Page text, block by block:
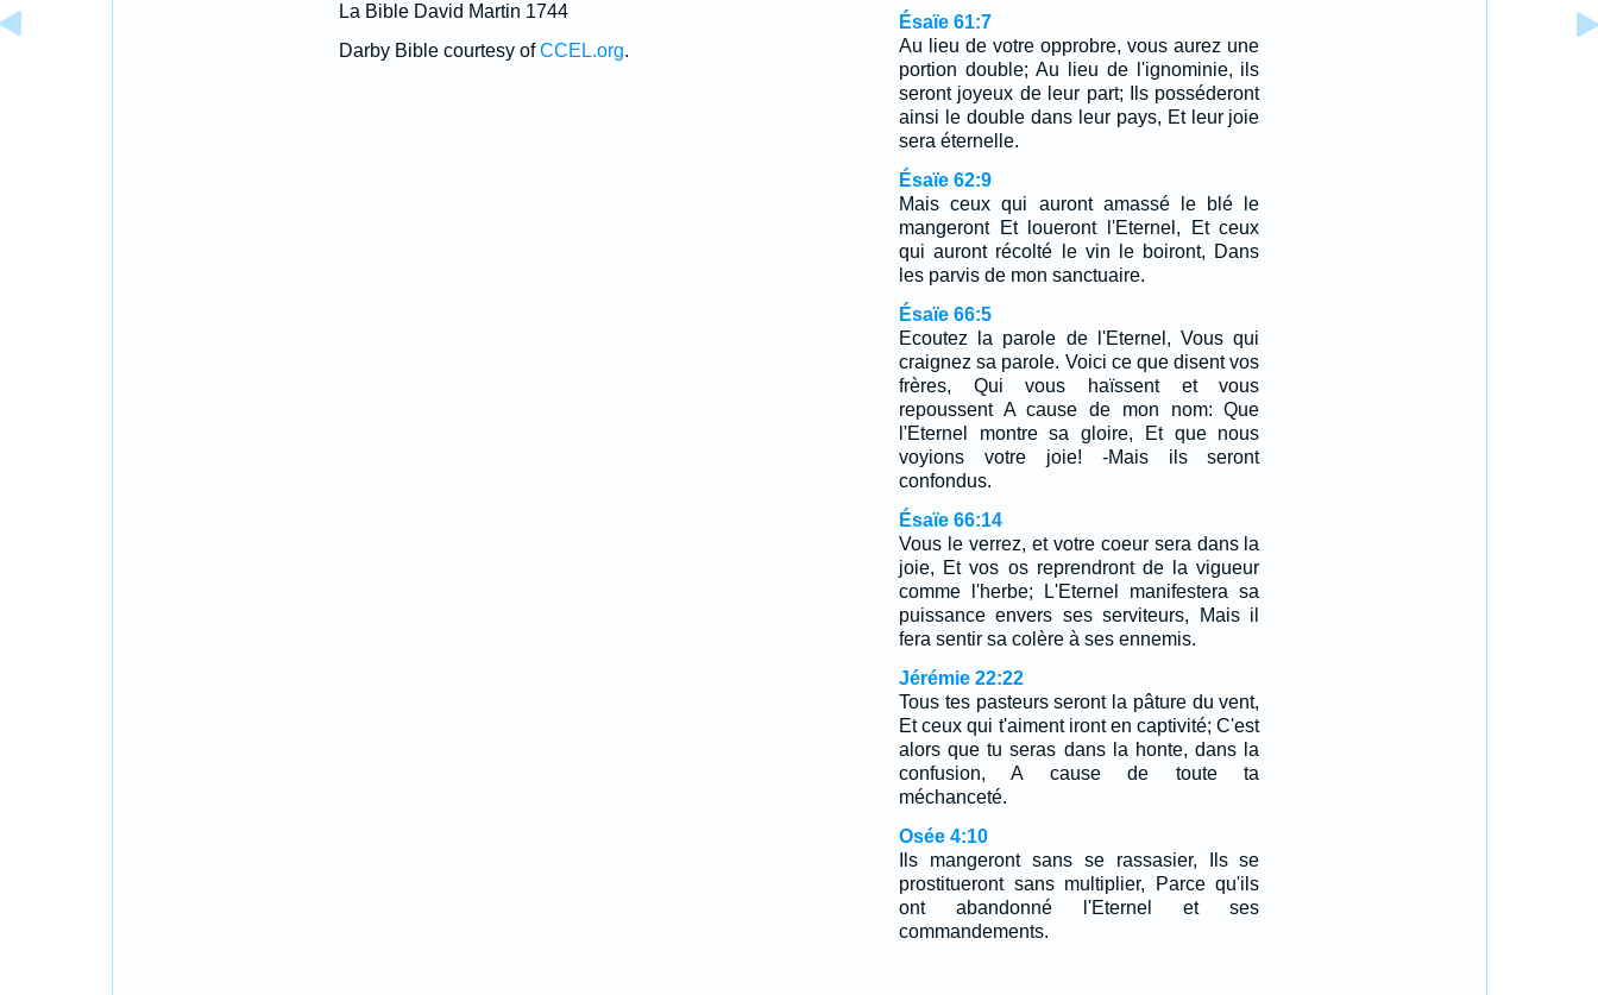
La Bible David Martin 1744
Darby Bible courtesy ofCCEL.org.
Ésaïe 61:7
Au lieu de votre opprobre, vous aurez une
portion double; Au lieu de l'ignominie, ils
seront joyeux de leur part; Ils posséderont
ainsi le double dans leur pays, Et leur joie
sera éternelle.
Ésaïe 62:9
Mais ceux qui auront amassé le blé le
mangeront Et loueront l'Eternel, Et ceux
qui auront récolté le vin le boiront, Dans
les parvis de mon sanctuaire.
Ésaïe 66:5
Ecoutez la parole de l'Eternel, Vous qui
craignez sa parole. Voici ce que disent vos
frères, Qui vous haïssent et vous
repoussent A cause de mon nom: Que
l'Eternel montre sa gloire, Et que nous
voyions votre joie! -Mais ils seront
confondus.
Ésaïe 66:14
Vous le verrez, et votre coeur sera dans la
joie, Et vos os reprendront de la vigueur
comme l'herbe; L'Eternel manifestera sa
puissance envers ses serviteurs, Mais il
fera sentir sa colère à ses ennemis.
Jérémie 22:22
Tous tes pasteurs seront la pâture du vent,
Et ceux qui t'aiment iront en captivité; C'est
alors que tu seras dans la honte, dans la
confusion, A cause de toute ta
méchanceté.
Osée 4:10
Ils mangeront sans se rassasier, Ils se
prostitueront sans multiplier, Parce qu'ils
ont abandonné l'Eternel et ses
commandements.